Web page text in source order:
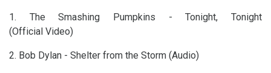
1. The Smashing Pumpkins - Tonight, Tonight
(Official Video)
2. Bob Dylan - Shelter from the Storm (Audio)